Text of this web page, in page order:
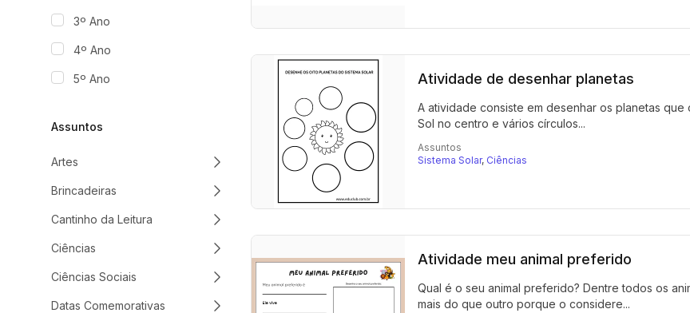
3º Ano
4º Ano
5º Ano
Assuntos
Artes
Brincadeiras
Cantinho da Leitura
Ciências
Ciências Sociais
Datas Comemorativas
Atividade de desenhar planetas
A atividade consiste em desenhar os planetas
Sol no centro e vários círculos...
Assuntos
Sistema Solar, Ciências
Atividade meu animal preferido
Qual é o seu animal preferido? Dentre todos os
mais do que outro porque o considere...